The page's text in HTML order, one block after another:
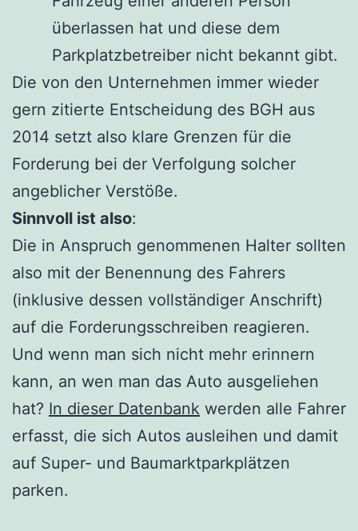
überlassen hat und diese dem
Parkplatzbetreiber nicht bekannt gibt.
Die von den Unternehmen immer wieder
gern zitierte Entscheidung des BGH aus
2014 setzt also klare Grenzen für die
Forderung bei der Verfolgung solcher
angeblicher Verstöße.
Sinnvoll ist also:
Die in Anspruch genommenen Halter sollten
also mit der Benennung des Fahrers
(inklusive dessen vollständiger Anschrift)
auf die Forderungsschreiben reagieren.
Und wenn man sich nicht mehr erinnern
kann, an wen man das Auto ausgeliehen
hat? In dieser Datenbank werden alle Fahrer
erfasst, die sich Autos ausleihen und damit
auf Super- und Baumarktparkplätzen
parken.